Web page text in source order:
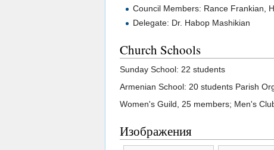
Council Members: Rance Frankian,
Delegate: Dr. Habop Mashikian
Church Schools
Sunday School: 22 students
Armenian School: 20 students Parish
Women's Guild, 25 members; Men's
Изображения